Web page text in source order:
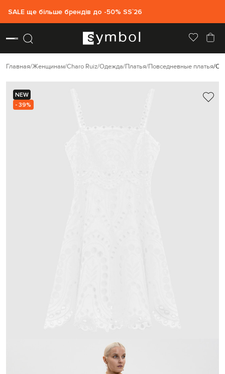
SALE ще більше брендів до -50% SS`26
Главная Женщинам Charo Ruiz Одежда Платья Повседневные платья
NEW
- 39%